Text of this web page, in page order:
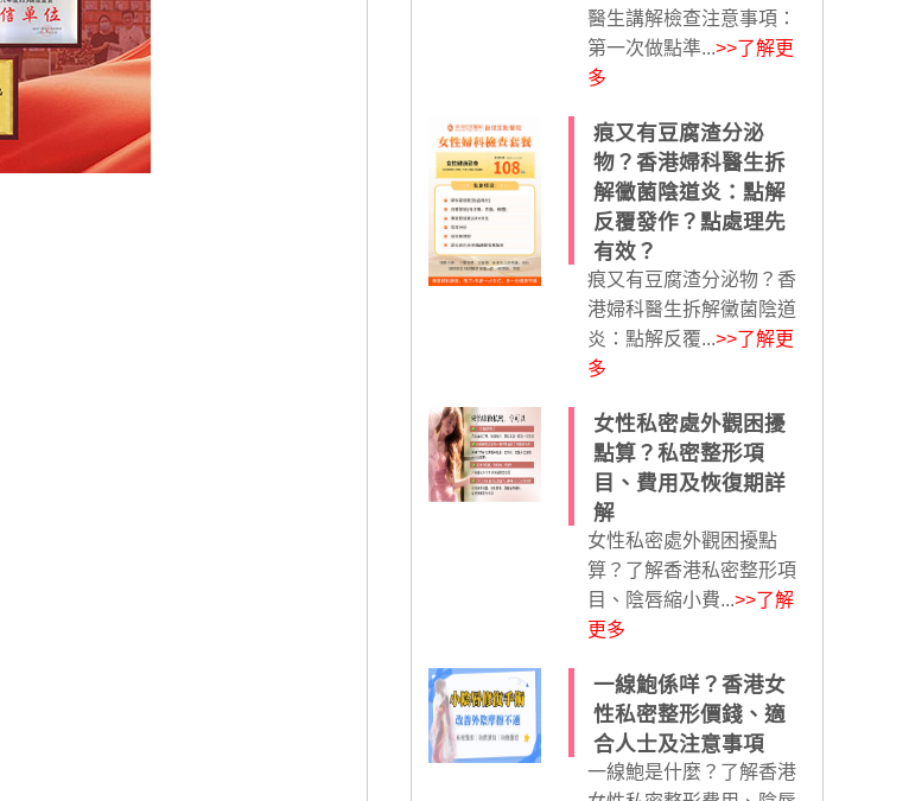
醫生講解檢查注意事項：
第一次做點準...>>了解更
多
痕又有豆腐渣分泌
物？香港婦科醫生拆
解黴菌陰道炎：點解
反覆發作？點處理先
有效？
痕又有豆腐渣分泌物？香
港婦科醫生拆解黴菌陰道
炎：點解反覆...>>了解更
多
女性私密處外觀困擾
點算？私密整形項
目、費用及恢復期詳
解
女性私密處外觀困擾點
算？了解香港私密整形項
目、陰唇縮小費...>>了解
更多
一線鮑係咩？香港女
性私密整形價錢、適
合人士及注意事項
一線鮑是什麼？了解香港